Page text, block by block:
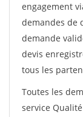
engagement
demandes de
demande
devis
tous les
Toutes les
service